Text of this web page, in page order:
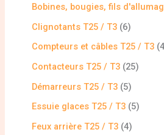
Bobines, bougies, fils
Clignotants T25 / T3 6
Compteurs et câbles T25 / T3 4
Contacteurs T25 / T3 25
Démarreurs T25 / T3 5
Essuie glaces T25 / T3 5
Feux arrière T25 / T3 4